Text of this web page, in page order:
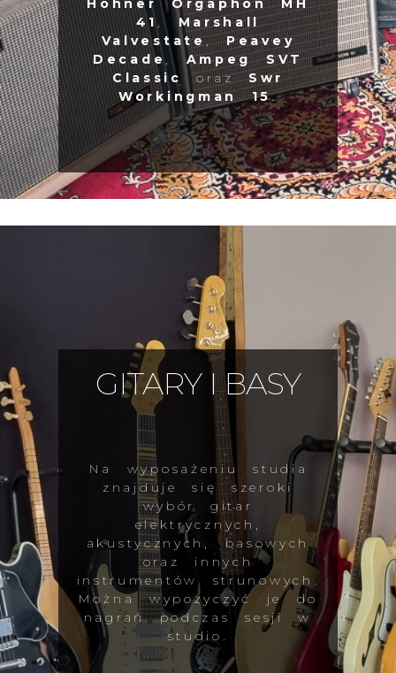
41 ,Marshall
Valvestate ,Peavey
Decade ,Ampeg SVT
Classic orazSwr
Workingman 15.
GITARY I BASY
Na wyposażeniu studia
znajduje się szeroki
wybór gitar
elektrycznych,
akustycznych, basowych
oraz innych
instrumentów strunowych.
Można wypożyczyć je do
nagrań podczas sesji w
studio.